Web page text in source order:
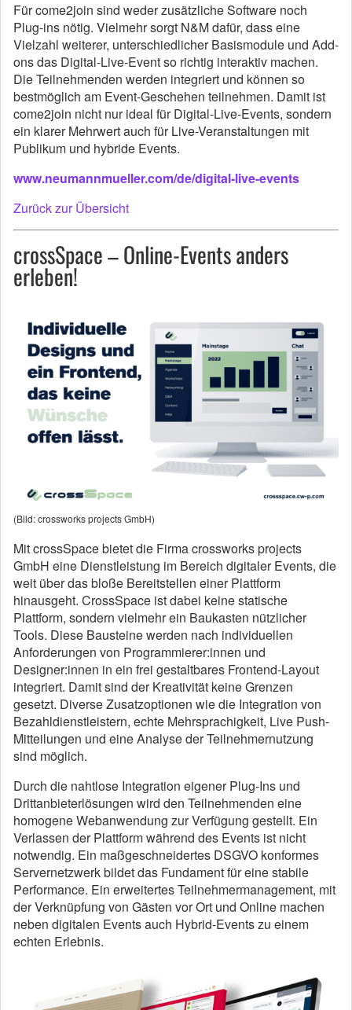
Für come2join sind weder zusätzliche Software noch
Plug-ins nötig. Vielmehr sorgt N&M dafür, dass eine
Vielzahl weiterer, unterschiedlicher Basismodule und Add-
ons das Digital-Live-Event so richtig interaktiv machen.
Die Teilnehmenden werden integriert und können so
bestmöglich am Event-Geschehen teilnehmen. Damit ist
come2join nicht nur ideal für Digital-Live-Events, sondern
ein klarer Mehrwert auch für Live-Veranstaltungen mit
Publikum und hybride Events.
www.neumannmueller.com/de/digital-live-events
Zurück zur Übersicht
crossSpace – Online-Events anders
erleben!
(Bild: crossworks projects GmbH)
Mit crossSpace bietet die Firma crossworks projects
GmbH eine Dienstleistung im Bereich digitaler Events, die
weit über das bloße Bereitstellen einer Plattform
hinausgeht. CrossSpace ist dabei keine statische
Plattform, sondern vielmehr ein Baukasten nützlicher
Tools. Diese Bausteine werden nach individuellen
Anforderungen von Programmierer:innen und
Designer:innen in ein frei gestaltbares Frontend-Layout
integriert. Damit sind der Kreativität keine Grenzen
gesetzt. Diverse Zusatzoptionen wie die Integration von
Bezahldienstleistern, echte Mehrsprachigkeit, Live Push-
Mitteilungen und eine Analyse der Teilnehmernutzung
sind möglich.
Durch die nahtlose Integration eigener Plug-Ins und
Drittanbieterlösungen wird den Teilnehmenden eine
homogene Webanwendung zur Verfügung gestellt. Ein
Verlassen der Plattform während des Events ist nicht
notwendig. Ein maßgeschneidertes DSGVO konformes
Servernetzwerk bildet das Fundament für eine stabile
Performance. Ein erweitertes Teilnehmermanagement, mit
der Verknüpfung von Gästen vor Ort und Online machen
neben digitalen Events auch Hybrid-Events zu einem
echten Erlebnis.